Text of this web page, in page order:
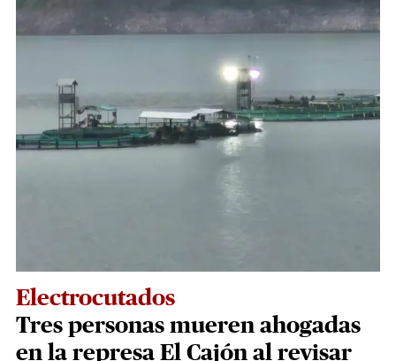
Electrocutados
Tres personas mueren ahogadas
en la represa El Cajón al revisar